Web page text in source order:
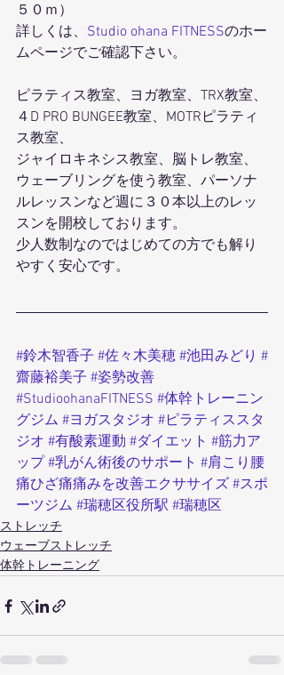
５０ｍ）
詳しくは、 Studio ohana FITNESSのホー
ムページでご確認下さい。
ピラティス教室、ヨガ教室、TRX教室、
４D PRO BUNGEE教室、MOTRピラティ
ス教室、
ジャイロキネシス教室、脳トレ教室、
ウェーブリングを使う教室、パーソナ
ルレッスンなど週に３０本以上のレッ
スンを開校しております。
少人数制なのではじめての方でも解り
やすく安心です。
#鈴木智香子 #佐々木美穂 #池田みどり #
齋藤裕美子 #姿勢改善
#StudioohanaFITNESS #体幹トレーニン
グジム #ヨガスタジオ #ピラティススタ
ジオ #有酸素運動 #ダイエット #筋力ア
ップ #乳がん術後のサポート #肩こり腰
痛ひざ痛痛みを改善エクササイズ #スポ
ーツジム #瑞穂区役所駅 #瑞穂区
ストレッチ
ウェーブストレッチ
体幹トレーニング